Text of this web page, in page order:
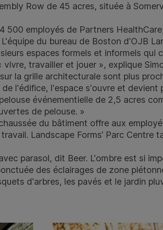
Row de 45 acres, située à
500 employés de Partners
du bureau de Boston d'OJB
espaces formels et informels qui
travailler et jouer », explique
la grille architecturale sont plus
l'édifice, l'espace s'ouvre et devient
événementielle de 2,5 acres
de pelouse. »
du bâtiment offre aux
Landscape Forms’ Parc Centre
parasol, dit Beer. L'ombre est si
des éclairages de zone
d'arbres, les pavés et le jardin